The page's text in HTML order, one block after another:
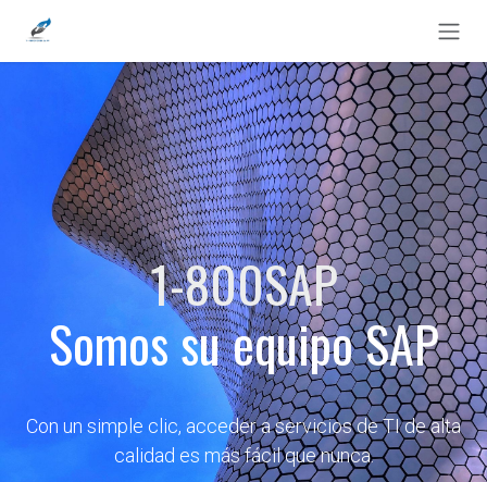
1-800SAP
Somos su equipo SAP
Con un simple clic, acceder a servicios de TI de alta
calidad es más fácil que nunca.